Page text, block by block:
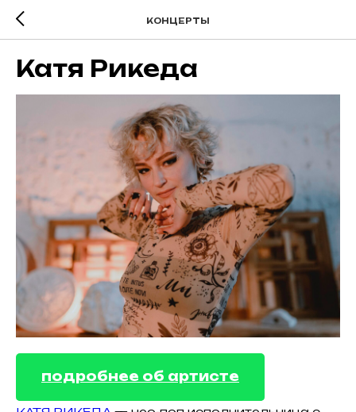
КОНЦЕРТЫ
Катя Рикеда
подробнее об артисте